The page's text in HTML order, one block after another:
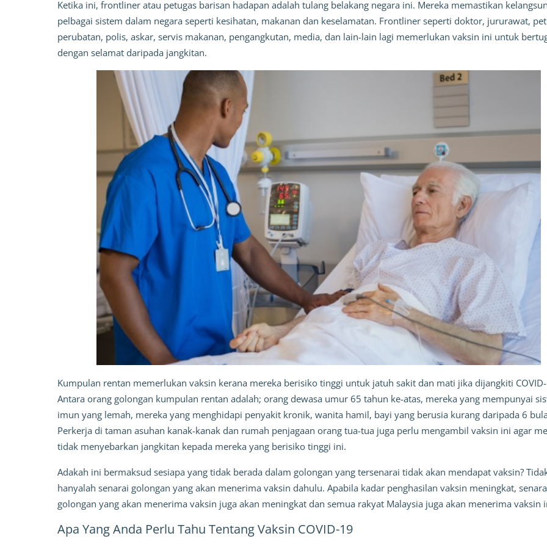
Ketika ini, frontliner atau petugas barisan hadapan adalah tulang belakang negara ini. Mereka memastikan
pelbagai sistem dalam negara seperti kesihatan, makanan dan keselamatan. Frontliner seperti doktor, jururawat,
perubatan, polis, askar, servis makanan, pengangkutan, media, dan lain-lain lagi memerlukan vaksin ini untuk
dengan selamat daripada jangkitan.
Kumpulan rentan memerlukan vaksin kerana mereka berisiko tinggi untuk jatuh sakit dan mati jika dijangkiti
Antara orang golongan kumpulan rentan adalah; orang dewasa umur 65 tahun ke-atas, mereka yang mempunyai
imun yang lemah, mereka yang menghidapi penyakit kronik, wanita hamil, bayi yang berusia kurang daripada 6
Perkerja di taman asuhan kanak-kanak dan rumah penjagaan orang tua-tua juga perlu mengambil vaksin ini agar
tidak menyebarkan jangkitan kepada mereka yang berisiko tinggi ini.
Adakah ini bermaksud sesiapa yang tidak berada dalam golongan yang tersenarai tidak akan mendapat vaksin?
hanyalah senarai golongan yang akan menerima vaksin dahulu. Apabila kadar penghasilan vaksin meningkat,
golongan yang akan menerima vaksin juga akan meningkat dan semua rakyat Malaysia juga akan menerima vaksin
Apa Yang Anda Perlu Tahu Tentang Vaksin COVID-19